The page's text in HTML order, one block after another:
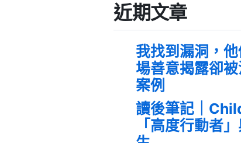
近期文章
我找到漏洞，
場善意揭露卻
案例
讀後筆記｜
「高度行動者